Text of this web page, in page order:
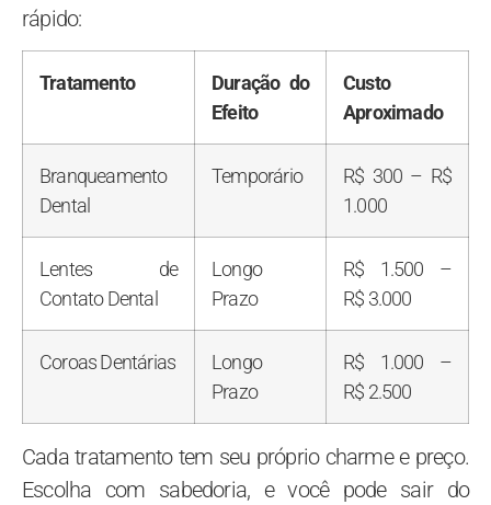
rápido:
Tratamento
Duração do
Efeito
Custo
Aproximado
Branqueamento
Dental
Temporário
R$ 300 – R$
1.000
Lentes de
Contato Dental
Longo
Prazo
R$ 1.500 –
R$ 3.000
Coroas Dentárias
Longo
Prazo
R$ 1.000 –
R$ 2.500
Cada tratamento tem seu próprio charme e preço.
Escolha com sabedoria, e você pode sair do